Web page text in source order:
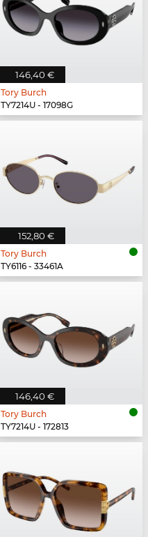
146,40 €
Tory Burch
TY7214U - 17098G
152,80 €
Tory Burch
TY6116 - 33461A
146,40 €
Tory Burch
TY7214U - 172813